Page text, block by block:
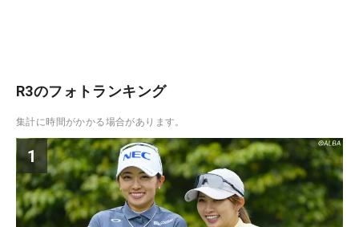
R3のフォトランキング
集計に時間がかかる場合があります。
1